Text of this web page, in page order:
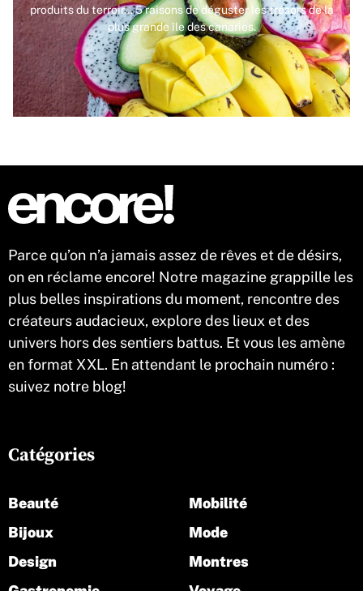
produits du terroir... 5 raisons de déguster les trésors de la
plus grande île des canaries.
Parce qu’on n’a jamais assez de rêves et de désirs,
on en réclame encore! Notre magazine grappille les
plus belles inspirations du moment, rencontre des
créateurs audacieux, explore des lieux et des
univers hors des sentiers battus. Et vous les amène
en format XXL. En attendant le prochain numéro :
suivez notre blog!
Catégories
Beauté
Bijoux
Design
Mobilité
Mode
Montres